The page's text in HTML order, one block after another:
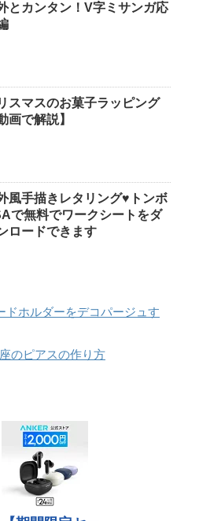
とカンタン！V字ミサンガ応
スマスのお菓子ラッピング
画で解説】
風手描きレタリング♥トンボ
で無料でワークシートをダ
ロードできます
ドホルダーをデコパージュす
のピアスの作り方